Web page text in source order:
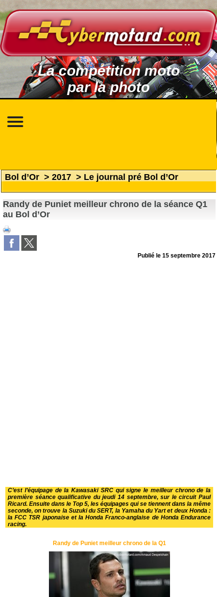
La compétition moto
par la photo
Bol d’Or > 2017 > Le journal pré Bol d’Or
Randy de Puniet meilleur chrono de la séance Q1
au Bol d’Or
Publié le15 septembre 2017
C’est l’équipage de la Kawasaki SRC qui signe le meilleur chrono de la
première séance qualificative du jeudi 14 septembre, sur le circuit Paul
Ricard. Ensuite dans le Top 5, les équipages qui se tiennent dans la même
seconde, on trouve la Suzuki du SERT, la Yamaha du Yart et deux Honda :
la FCC TSR japonaise et la Honda Franco-anglaise de Honda Endurance
racing.
Randy de Puniet meilleur chrono de la Q1